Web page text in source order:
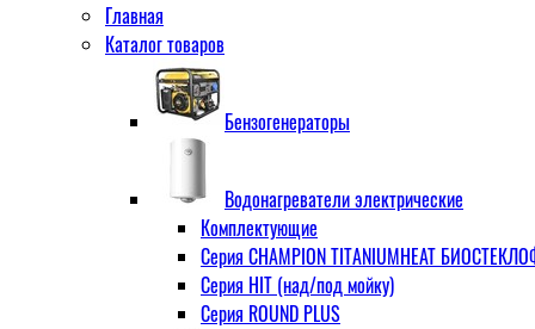
Главная
Каталог товаров
Бензогенераторы
Водонагреватели электрические
Комплектующие
Серия CHAMPION TITANIUMHEAT
Серия HIT (над/под мойку)
Серия ROUND PLUS